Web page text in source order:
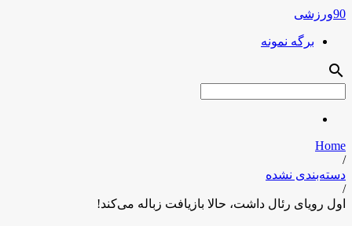
90ورزشی
برگه نمونه
search
Home
/
دسته‌بندی نشده
/
اول رویای رئال داشت، حالا بازیافت زباله می‌کند!